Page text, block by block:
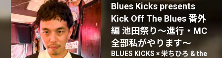
Blues Kicks presents
Kick Off The Blues 番外
編 池田祭り〜進行・MC
全部私がやります〜
BLUES KICKS × 栄ちひろ & the